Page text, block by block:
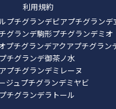
利用規約
プチグランデピアプチグランデ
グランデ駒形プチグランデミオ
プチグランデアクアプチグラン
チグランデ御茶ノ水
プチグランデミレーヌ
ジュ プチグランデミヤビ
プチグランデラトール